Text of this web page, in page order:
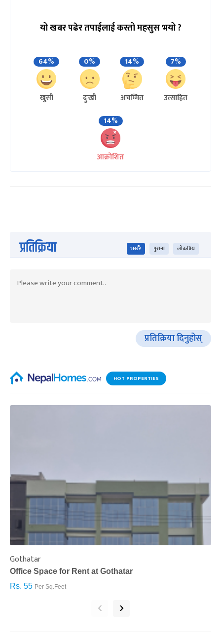
यो खबर पढेर तपाईलाई कस्तो महसुस भयो ?
64%
खुसी
0%
दुःखी
14%
अचम्मित
7%
उत्साहित
14%
आक्रोशित
प्रतिक्रिया भर्खरै पुराना लोकप्रिय
प्रतिक्रिया दिनुहोस्
HOT PROPERTIES
Gothatar
Office Space for Rent at Gothatar
Rs. 55 Per Sq.Feet
‹ ›